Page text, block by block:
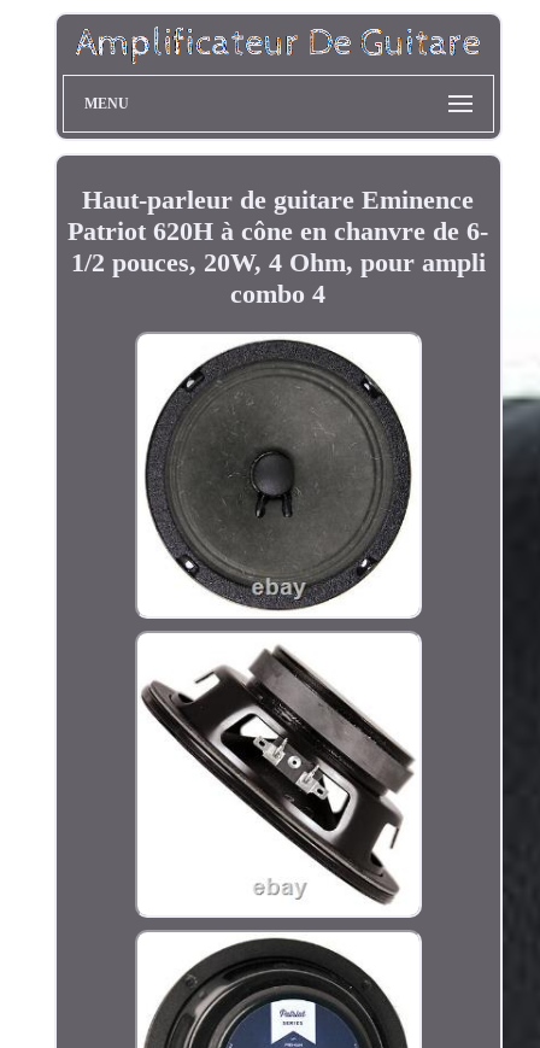
MENU
Haut-parleur de guitare Eminence
Patriot 620H à cône en chanvre de 6-
1/2 pouces, 20W, 4 Ohm, pour ampli
combo 4